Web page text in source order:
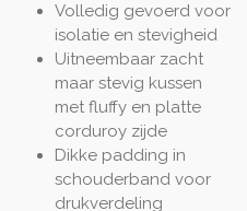
Volledig gevoerd voor
isolatie en stevigheid
Uitneembaar zacht
maar stevig kussen
met fluffy en platte
corduroy zijde
Dikke padding in
schouderband voor
drukverdeling